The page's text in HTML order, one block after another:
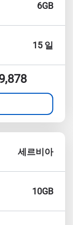
6GB
15 일
세르비아
10GB